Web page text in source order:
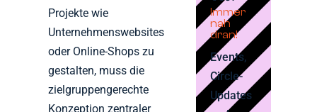
Projekte wie
Unternehmenswebsites
oder Online-Shops zu
gestalten, muss die
zielgruppengerechte
Konzeption zentraler
Immer
nah
dran!
Events,
Circle-
Updates